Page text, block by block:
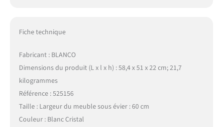
Fiche technique
Fabricant : BLANCO
Dimensions du produit (L x l x h) : 58,4 x 51 x 22 cm; 21,7
kilogrammes
Référence : 525156
Taille : Largeur du meuble sous évier : 60 cm
Couleur : Blanc Cristal